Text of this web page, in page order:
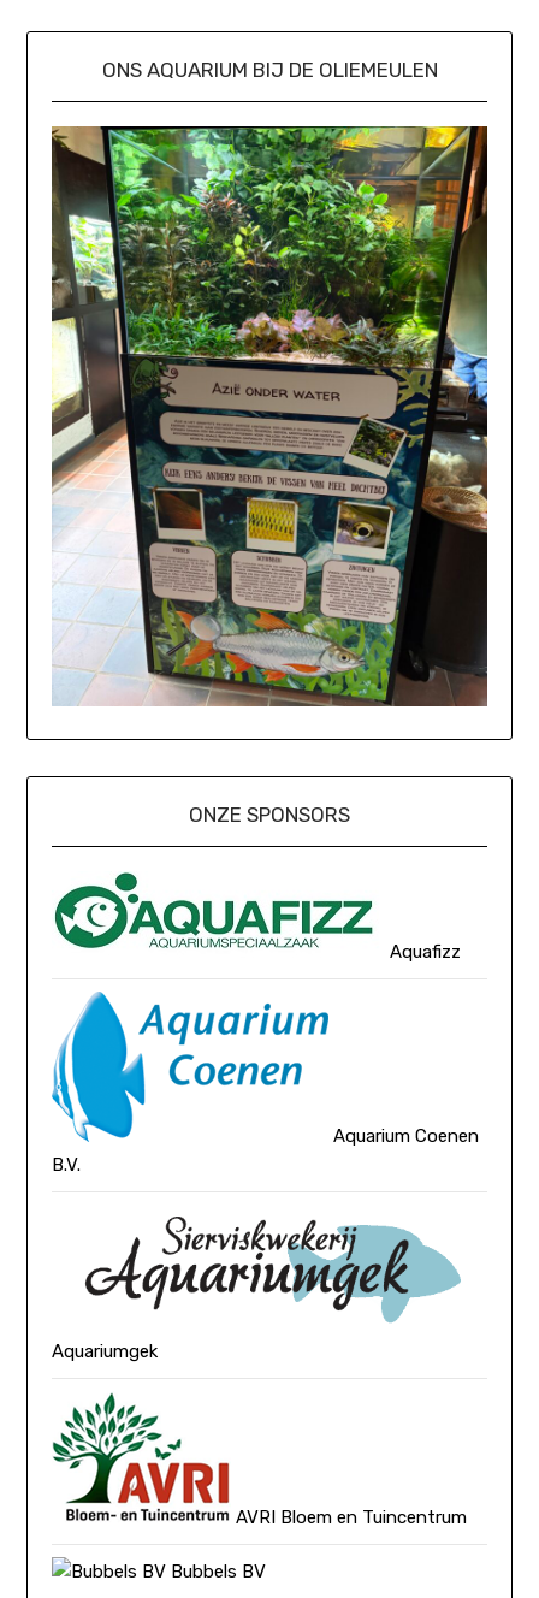
ONS AQUARIUM BIJ DE OLIEMEULEN
ONZE SPONSORS
Aquafizz
Aquarium Coenen
B.V.
Aquariumgek
AVRI Bloem en Tuincentrum
Bubbels BV